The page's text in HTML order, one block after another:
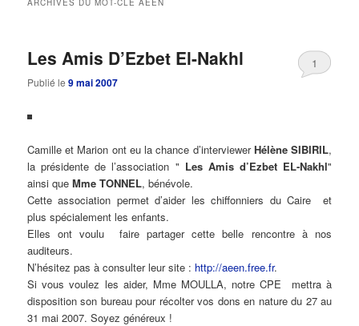
ARCHIVES DU MOT-CLÉAEEN
Les Amis D’Ezbet El-Nakhl
Publié le9 mai 2007
1
Camille et Marion ont eu la chance d’interviewerHélène SIBIRIL,
la présidente de l’association " Les Amis d’Ezbet EL-Nakhl"
ainsi queMme TONNEL, bénévole.
Cette association permet d’aider les chiffonniers du Caire et
plus spécialement les enfants.
Elles ont voulu faire partager cette belle rencontre à nos
auditeurs.
N’hésitez pas à consulter leur site : http://aeen.free.fr.
Si vous voulez les aider, Mme MOULLA, notre CPE mettra à
disposition son bureau pour récolter vos dons en nature du 27 au
31 mai 2007. Soyez généreux !